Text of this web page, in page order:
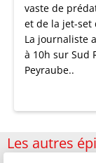
vaste de
et de la jet-set
La journaliste
à 10h sur Sud
Peyraube..
Les autres